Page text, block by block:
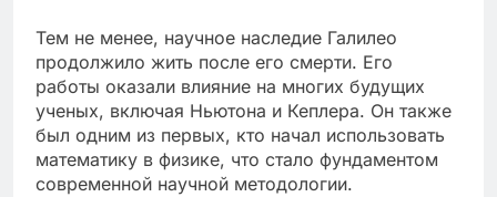
Тем не менее, научное наследие Галилео
продолжило жить после его смерти. Его
работы оказали влияние на многих будущих
ученых, включая Ньютона и Кеплера. Он также
был одним из первых, кто начал использовать
математику в физике, что стало фундаментом
современной научной методологии.